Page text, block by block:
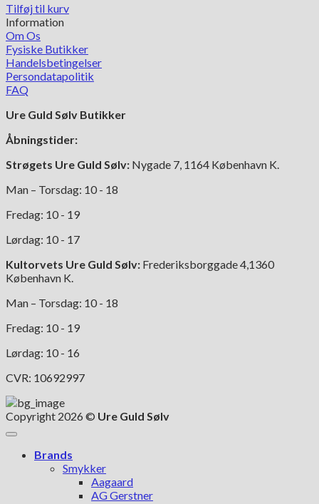
Tilføj til kurv
Information
Om Os
Fysiske Butikker
Handelsbetingelser
Persondatapolitik
FAQ
Ure Guld Sølv Butikker
Åbningstider:
Strøgets Ure Guld Sølv: Nygade 7, 1164 København K.
Man – Torsdag: 10 - 18
Fredag: 10 - 19
Lørdag: 10 - 17
Kultorvets Ure Guld Sølv: Frederiksborggade 4,1360
København K.
Man – Torsdag: 10 - 18
Fredag: 10 - 19
Lørdag: 10 - 16
CVR: 10692997
Copyright 2026 © Ure Guld Sølv
Brands
Smykker
Aagaard
AG Gerstner